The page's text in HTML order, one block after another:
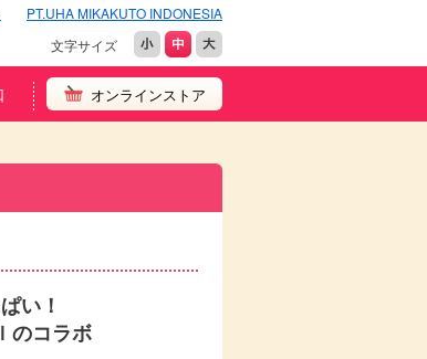
PT.UHA MIKAKUTO INDONESIA
文字サイズ
オンラインストア
い！
のコラボ